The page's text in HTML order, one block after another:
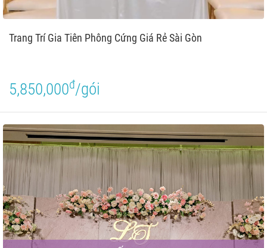
Trang Trí Gia Tiên Phông Cứng Giá Rẻ Sài Gòn
5,850,000đ/gói